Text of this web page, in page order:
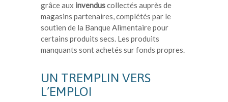
grâce aux invenduscollectés auprès de
magasins partenaires, complétés par le
soutien de la Banque Alimentaire pour
certains produits secs. Les produits
manquants sont achetés sur fonds propres.
UN TREMPLIN VERS
L’EMPLOI